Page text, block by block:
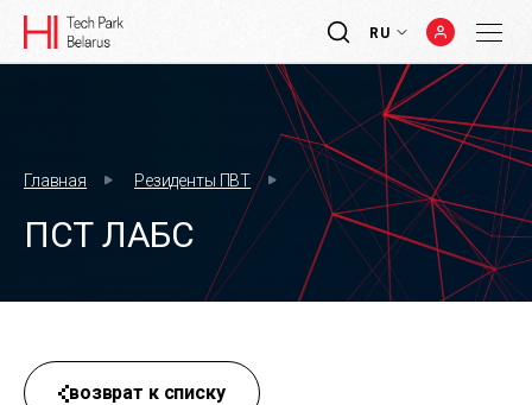
RU
Главная Резиденты ПВТ
ПСТ ЛАБС
возврат к списку